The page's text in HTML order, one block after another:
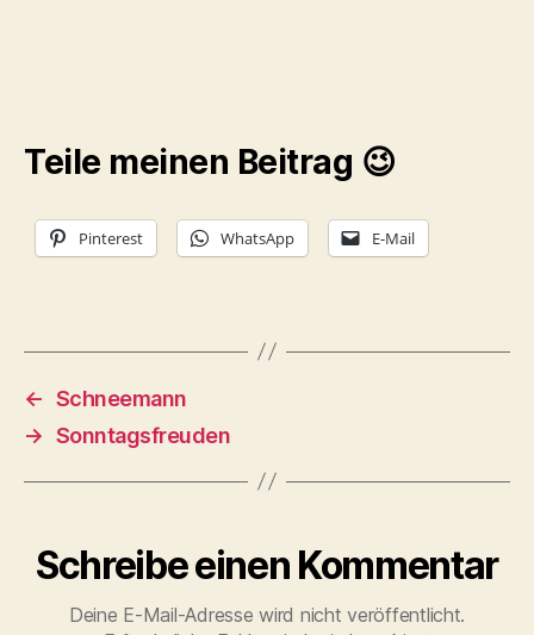
Teile meinen Beitrag 😉
Pinterest WhatsApp E-Mail
← Schneemann
→ Sonntagsfreuden
Schreibe einen Kommentar
Deine E-Mail-Adresse wird nicht veröffentlicht.